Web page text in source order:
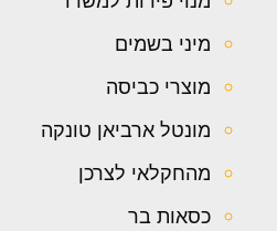
מיני בשמים
מוצרי כביסה
מונטל ארביאן טונקה
מהחקלאי לצרכן
כסאות בר